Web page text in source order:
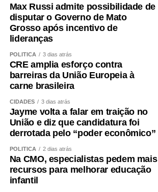
Max Russi admite possibilidade de
disputar o Governo de Mato
Grosso após incentivo de
lideranças
POLÍTICA 3 dias atrás
CRE amplia esforço contra
barreiras da União Europeia à
carne brasileira
CIDADES 3 dias atrás
Jayme volta a falar em traição no
União e diz que candidatura foi
derrotada pelo “poder econômico”
POLÍTICA 2 dias atrás
Na CMO, especialistas pedem mais
recursos para melhorar educação
infantil